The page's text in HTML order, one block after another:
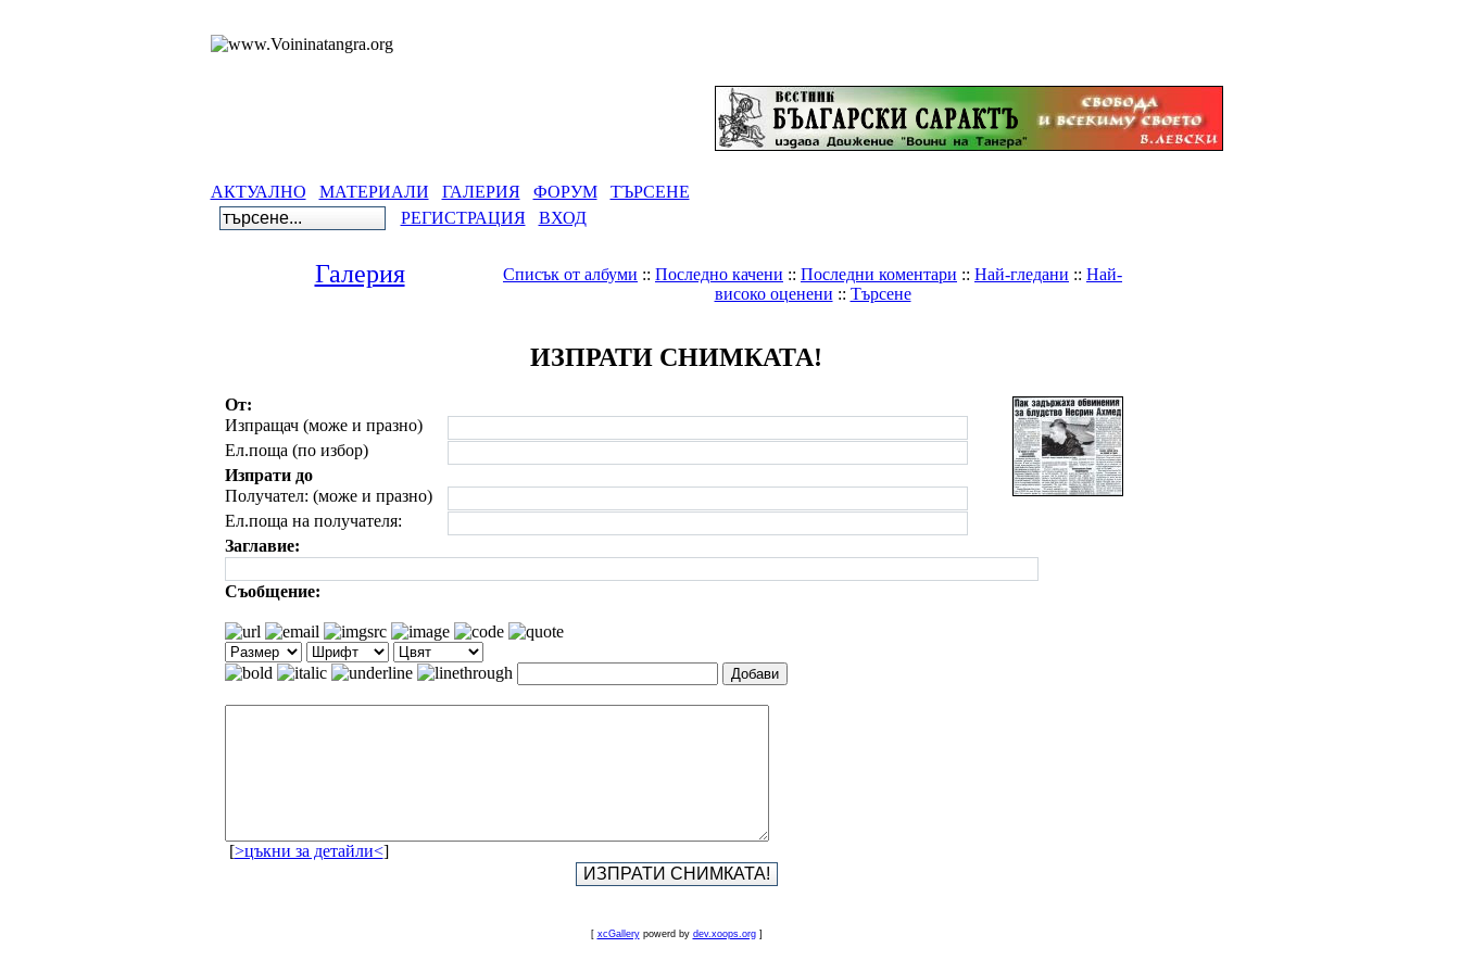
АКТУАЛНО МАТЕРИАЛИ ГАЛЕРИЯ ФОРУМ
ТЪРСЕНЕ
РЕГИСТРАЦИЯ
ВХОД
Галерия Списък от албуми :: Последно качени :: Последни коментари :: Най-гледани :: Най-
високо оценени :: Търсене
ИЗПРАТИ СНИМКАТА!
От:
Изпращач (може и празно)
Ел.поща (по избор)
Изпрати до
Получател: (може и празно)
Ел.поща на получателя:
Заглавие:
Съобщение:
[>цъкни за детайли<]
[ xcGallerypowerd by dev.xoops.org]